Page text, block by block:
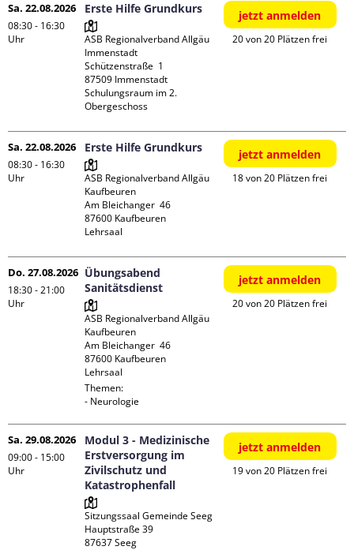
Sa. 22.08.2026
08:30 - 16:30
Uhr
Erste Hilfe Grundkurs
ASB Regionalverband Allgäu
Immenstadt
Schützenstraße  1
87509 Immenstadt
Schulungsraum im 2.
Obergeschoss
jetzt anmelden
20 von 20 Plätzen frei
Sa. 22.08.2026
08:30 - 16:30
Uhr
Erste Hilfe Grundkurs
ASB Regionalverband Allgäu
Kaufbeuren
Am Bleichanger  46
87600 Kaufbeuren
Lehrsaal
jetzt anmelden
18 von 20 Plätzen frei
Do. 27.08.2026
18:30 - 21:00
Uhr
Übungsabend
Sanitätsdienst
ASB Regionalverband Allgäu
Kaufbeuren
Am Bleichanger  46
87600 Kaufbeuren
Lehrsaal
Themen:
- Neurologie
jetzt anmelden
20 von 20 Plätzen frei
Sa. 29.08.2026
09:00 - 15:00
Uhr
Modul 3 - Medizinische
Erstversorgung im
Zivilschutz und
Katastrophenfall
Sitzungssaal Gemeinde Seeg
Hauptstraße 39
jetzt anmelden
19 von 20 Plätzen frei